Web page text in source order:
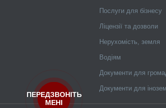
Послуги для бізнесу
Ліцензії та дозволи
Нерухомість, земля
Водіям
Документи для
Документи для
ПЕРЕДЗВОНІТЬ
МЕНІ